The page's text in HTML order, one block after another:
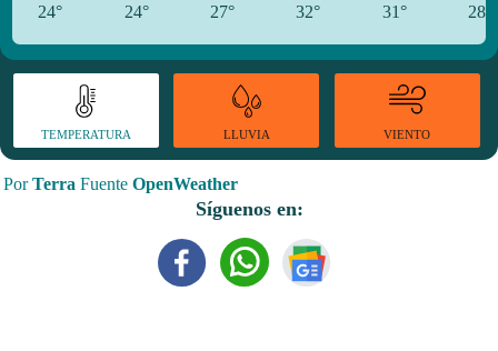
24° 24° 27° 32° 31° 28°
TEMPERATURA LLUVIA VIENTO
PorTerra Fuente OpenWeather
Síguenos en: